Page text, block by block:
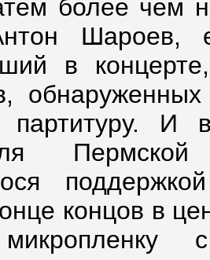
более чем
Шароев,
в
И
концов в